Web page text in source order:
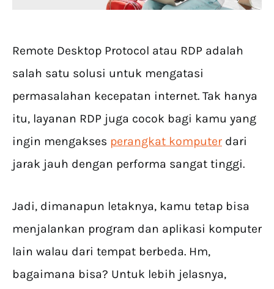
Remote Desktop Protocol atau RDP adalah
salah satu solusi untuk mengatasi
permasalahan kecepatan internet. Tak hanya
itu, layanan RDP juga cocok bagi kamu yang
ingin mengakses perangkat komputer dari
jarak jauh dengan performa sangat tinggi.
Jadi, dimanapun letaknya, kamu tetap bisa
menjalankan program dan aplikasi komputer
lain walau dari tempat berbeda. Hm,
bagaimana bisa? Untuk lebih jelasnya,